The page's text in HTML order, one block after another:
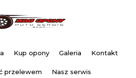
Kup opony Galeria Kontakt
przelewem Nasz serwis